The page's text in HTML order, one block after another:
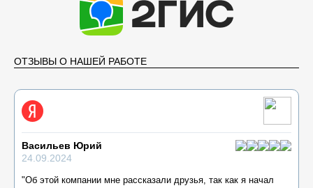
ОТЗЫВЫ О НАШЕЙ РАБОТЕ
Васильев Юрий
24.09.2024
"Об этой компании мне рассказали друзья, так как я начал